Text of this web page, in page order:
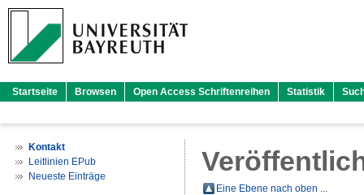
Startseite Browsen Open Access Schriftenreihen Statistik
Kontakt
Leitlinien EPub
Neueste Einträge
Eine Ebene nach oben ...